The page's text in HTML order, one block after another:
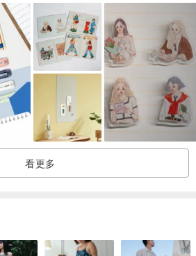
國中、國小ê台語課程，效果攏真好！
，需要較久ê備貨時間，大約2禮拜。
，無一定隨時攏有貨。若有趕時間，請先
上），歡迎去面冊專頁私訊聯絡，嘛有較
話字版」。
sńg法，嘛會使家己koh變化，a̍h是設計新
看更多